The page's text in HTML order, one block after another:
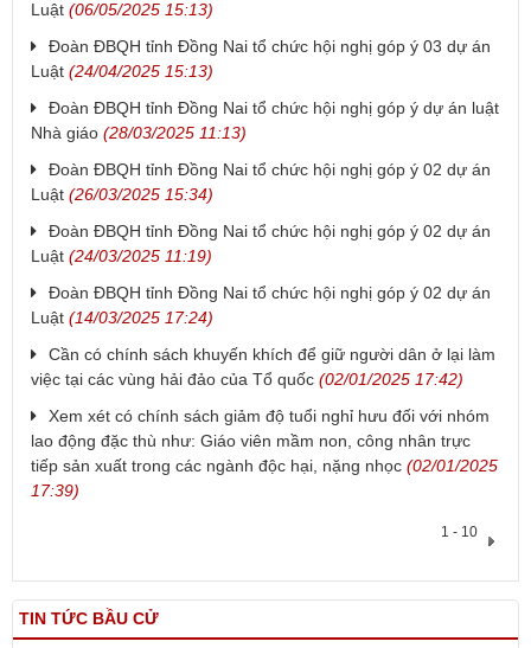
Luật (06/05/2025 15:13)
Đoàn ĐBQH tỉnh Đồng Nai tổ chức hội nghị góp ý 03 dự án
Luật (24/04/2025 15:13)
Đoàn ĐBQH tỉnh Đồng Nai tổ chức hội nghị góp ý dự án luật
Nhà giáo (28/03/2025 11:13)
Đoàn ĐBQH tỉnh Đồng Nai tổ chức hội nghị góp ý 02 dự án
Luật (26/03/2025 15:34)
Đoàn ĐBQH tỉnh Đồng Nai tổ chức hội nghị góp ý 02 dự án
Luật (24/03/2025 11:19)
Đoàn ĐBQH tỉnh Đồng Nai tổ chức hội nghị góp ý 02 dự án
Luật (14/03/2025 17:24)
Cần có chính sách khuyến khích để giữ người dân ở lại làm
việc tại các vùng hải đảo của Tổ quốc (02/01/2025 17:42)
Xem xét có chính sách giảm độ tuổi nghỉ hưu đối với nhóm
lao động đặc thù như: Giáo viên mầm non, công nhân trực
tiếp sản xuất trong các ngành độc hại, nặng nhọc (02/01/2025
17:39)
1 - 10
TIN TỨC BẦU CỬ